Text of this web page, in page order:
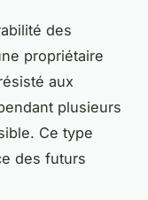
des
propriétaire
aux
plusieurs
Ce type
des futurs